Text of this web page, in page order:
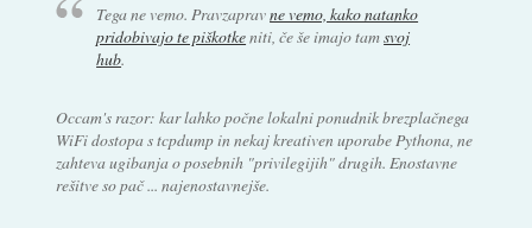
Tega ne vemo. Pravzapravne vemo, kako natanko
pridobivajo te piškotkeniti, če še imajo tamsvoj
hub.
Occam's razor: kar lahko počne lokalni ponudnik brezplačnega
WiFi dostopa s tcpdump in nekaj kreativen uporabe Pythona, ne
zahteva ugibanja o posebnih "privilegijih" drugih. Enostavne
rešitve so pač ... najenostavnejše.